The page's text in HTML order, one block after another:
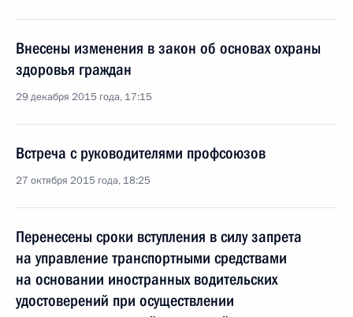
Внесены изменения в закон об основах охраны
здоровья граждан
29 декабря 2015 года, 17:15
Встреча с руководителями профсоюзов
27 октября 2015 года, 18:25
Перенесены сроки вступления в силу запрета
на управление транспортными средствами
на основании иностранных водительских
удостоверений при осуществлении